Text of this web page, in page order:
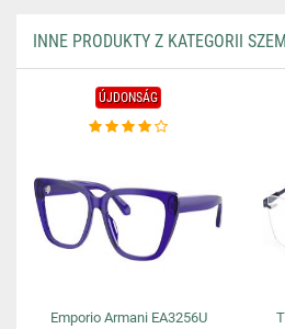
INNE PRODUKTY Z KATEGORII
ÚJDONSÁG
Emporio Armani EA3256U